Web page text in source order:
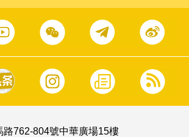
路762-804號中華廣場15樓